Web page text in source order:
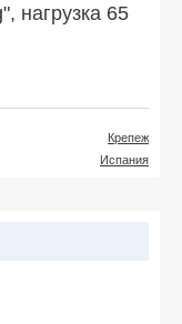
нагрузка 65
Крепеж
Испания